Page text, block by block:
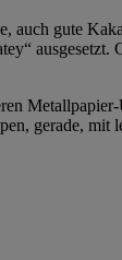
auch gute
ausgesetzt.
gerade, mit